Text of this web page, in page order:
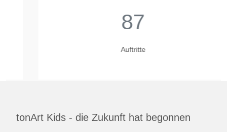
87
Auftritte
tonArt Kids - die Zukunft hat begonnen